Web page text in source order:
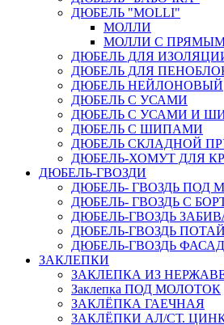
ДЮБЕЛЬ "МOLLI"
МОЛЛИ
МОЛЛИ С
ДЮБЕЛЬ ДЛЯ
ДЮБЕЛЬ ДЛЯ
ДЮБЕЛЬ НЕЙЛОНОВЫЙ
ДЮБЕЛЬ С УСАМИ
ДЮБЕЛЬ С УСАМИ И
ДЮБЕЛЬ С ШИПАМИ
ДЮБЕЛЬ СКЛАДНОЙ
ДЮБЕЛЬ-ХОМУТ ДЛЯ
ДЮБЕЛЬ-ГВОЗДИ
ДЮБЕЛЬ- ГВОЗДЬ ПОД
ДЮБЕЛЬ- ГВОЗДЬ С
ДЮБЕЛЬ-ГВОЗДЬ
ДЮБЕЛЬ-ГВОЗДЬ ПОТАЙ
ДЮБЕЛЬ-ГВОЗДЬ
ЗАКЛЕПКИ
ЗАКЛЕПКА ИЗ
Заклепка ПОД МОЛОТОК
ЗАКЛЁПКА ГАЕЧНАЯ
ЗАКЛЁПКИ АЛ/СТ. ЦИНК